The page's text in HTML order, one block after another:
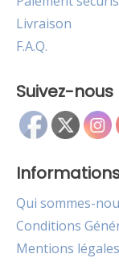
Livraison
F.A.Q.
Suivez-nous
Qui sommes-
Conditions
Mentions légales